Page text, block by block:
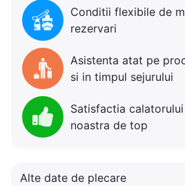
Conditii flexibile de
rezervari
Asistenta atat pe
si in timpul sejurului
Satisfactia
noastra de top
Alte date de plecare